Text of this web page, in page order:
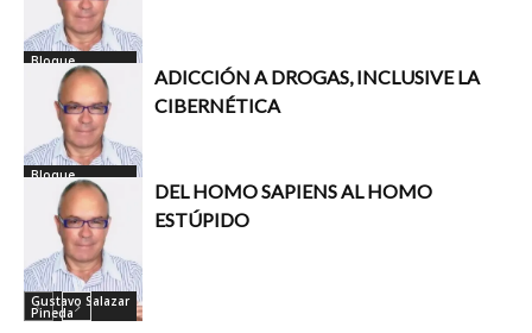
Bloque
Columnistas
Inicio
Bloque
Columnistas
Inicio
ADICCIÓN A DROGAS, INCLUSIVE LA
CIBERNÉTICA
Gustavo Salazar
Pineda
DEL HOMO SAPIENS AL HOMO
ESTÚPIDO